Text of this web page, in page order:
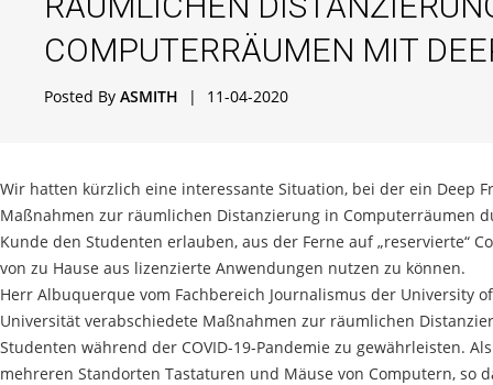
COMPUTERRÄUMEN MIT
Posted By ASMITH | 11-04-2020
Wir hatten kürzlich eine interessante Situation, bei der ein Deep
Maßnahmen zur räumlichen Distanzierung in Computerräumen
Kunde den Studenten erlauben, aus der Ferne auf „reservierte“
von zu Hause aus lizenzierte Anwendungen nutzen zu können.
Herr Albuquerque vom Fachbereich Journalismus der University
Universität verabschiedete Maßnahmen zur räumlichen
Studenten während der COVID-19-Pandemie zu gewährleisten.
mehreren Standorten Tastaturen und Mäuse von Computern, so